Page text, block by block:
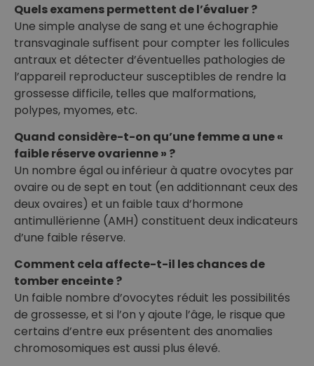
Quels examens permettent de l’évaluer ?
Une simple analyse de sang et une échographie
transvaginale suffisent pour compter les follicules
antraux et détecter d’éventuelles pathologies de
l’appareil reproducteur susceptibles de rendre la
grossesse difficile, telles que malformations,
polypes, myomes, etc.
Quand considère-t-on qu’une femme a une «
faible réserve ovarienne » ?
Un nombre égal ou inférieur à quatre ovocytes par
ovaire ou de sept en tout (en additionnant ceux des
deux ovaires) et un faible taux d’hormone
antimullërienne (AMH) constituent deux indicateurs
d’une faible réserve.
Comment cela affecte-t-il les chances de
tomber enceinte ?
Un faible nombre d’ovocytes réduit les possibilités
de grossesse, et si l’on y ajoute l’âge, le risque que
certains d’entre eux présentent des anomalies
chromosomiques est aussi plus élevé.